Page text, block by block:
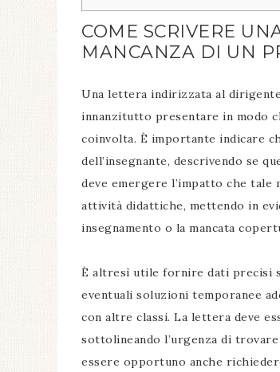
COME SCRIVERE
MANCANZA DI UN
Una lettera indirizzata al
innanzitutto presentare in modo
coinvolta. È importante indicare
dell’insegnante, descrivendo se
deve emergere l’impatto che tale
attività didattiche, mettendo in
insegnamento o la mancata
È altresì utile fornire dati precisi
eventuali soluzioni temporanee
con altre classi. La lettera deve
sottolineando l’urgenza di
essere opportuno anche